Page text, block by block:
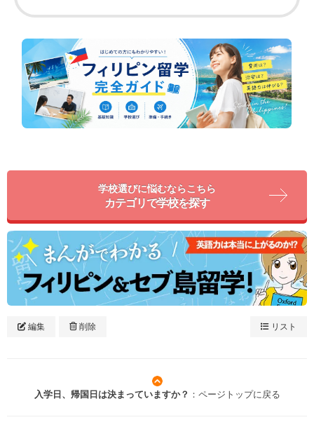
学校選びに悩むならこちら
カテゴリで学校を探す
編集 削除 リスト
入学日、帰国日は決まっていますか？ ：ページトップに戻る